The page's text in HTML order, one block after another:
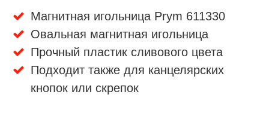
Магнитная игольница Prym 611330
Овальная магнитная игольница
Прочный пластик сливового цвета
Подходит также для канцелярских
кнопок или скрепок